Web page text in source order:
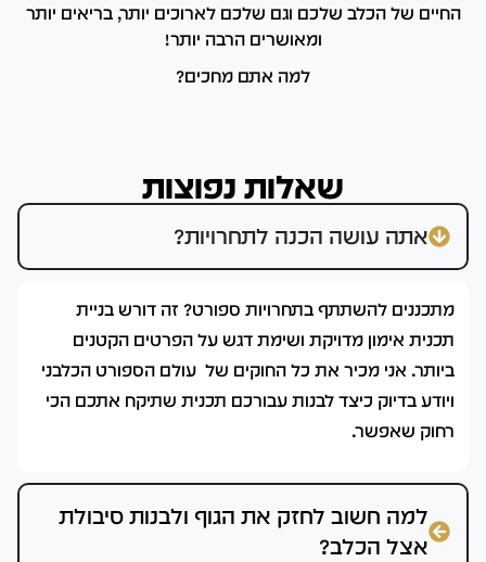
החיים של הכלב שלכם וגם שלכם לארוכים יותר, בריאים יותר
ומאושרים הרבה יותר!
למה אתם מחכים?
שאלות נפוצות
אתה עושה הכנה לתחרויות?
מתכננים להשתתף בתחרויות ספורט? זה דורש בניית
תכנית אימון מדויקת ושימת דגש על הפרטים הקטנים
ביותר. אני מכיר את כל החוקים של עולם הספורט הכלבני
ויודע בדיוק כיצד לבנות עבורכם תכנית שתיקח אתכם הכי
רחוק שאפשר.
למה חשוב לחזק את הגוף ולבנות סיבולת
אצל הכלב?